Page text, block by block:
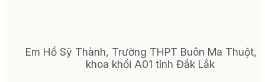
Em Hồ Sỹ Thành, Trường THPT Buôn Ma Thuột,
khoa khối A01 tỉnh Đắk Lắk